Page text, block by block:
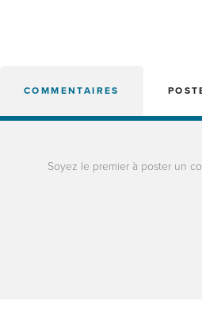
COMMENTAIRES
Soyez le premier à poster un